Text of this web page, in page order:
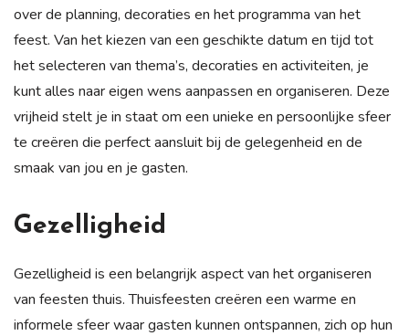
over de planning, decoraties en het programma van het
feest. Van het kiezen van een geschikte datum en tijd tot
het selecteren van thema’s, decoraties en activiteiten, je
kunt alles naar eigen wens aanpassen en organiseren. Deze
vrijheid stelt je in staat om een unieke en persoonlijke sfeer
te creëren die perfect aansluit bij de gelegenheid en de
smaak van jou en je gasten.
Gezelligheid
Gezelligheid is een belangrijk aspect van het organiseren
van feesten thuis. Thuisfeesten creëren een warme en
informele sfeer waar gasten kunnen ontspannen, zich op hun